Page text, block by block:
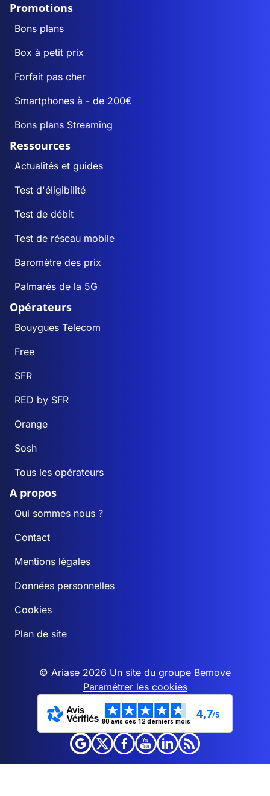
Promotions
Bons plans
Box à petit prix
Forfait pas cher
Smartphones à - de 200€
Bons plans Streaming
Ressources
Actualités et guides
Test d'éligibilité
Test de débit
Test de réseau mobile
Baromètre des prix
Palmarès de la 5G
Opérateurs
Bouygues Telecom
Free
SFR
RED by SFR
Orange
Sosh
Tous les opérateurs
A propos
Qui sommes nous ?
Contact
Mentions légales
Données personnelles
Cookies
Plan de site
© Ariase 2026 Un site du groupe Bemove
Paramétrer les cookies
80 avis ces 12 derniers mois
4,7/5